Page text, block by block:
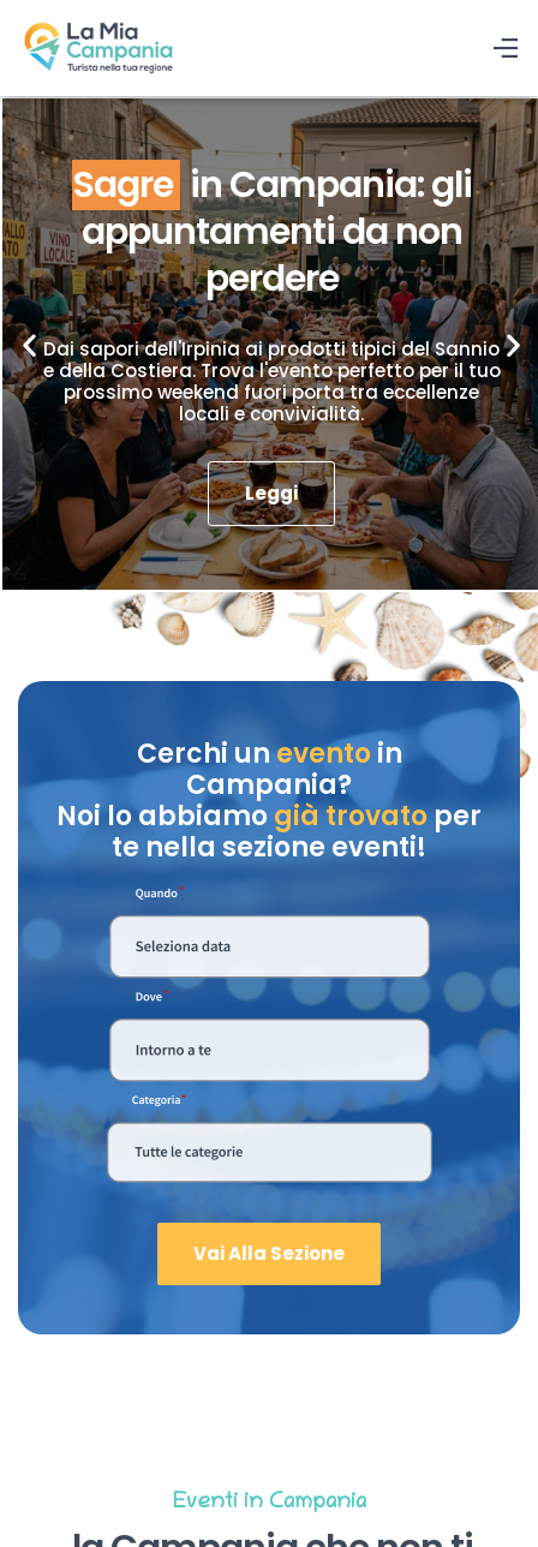
Sagre in Campania: gli
appuntamenti da non
perdere
Dai sapori dell'Irpinia ai prodotti tipici del Sannio
e della Costiera. Trova l'evento perfetto per il tuo
prossimo weekend fuori porta tra eccellenze
locali e convivialità.
Leggi
Cerchi unevento in
Campania?
Noi lo abbiamo già trovatoper
te nella sezione eventi!
Vai Alla Sezione
Eventi in Campania